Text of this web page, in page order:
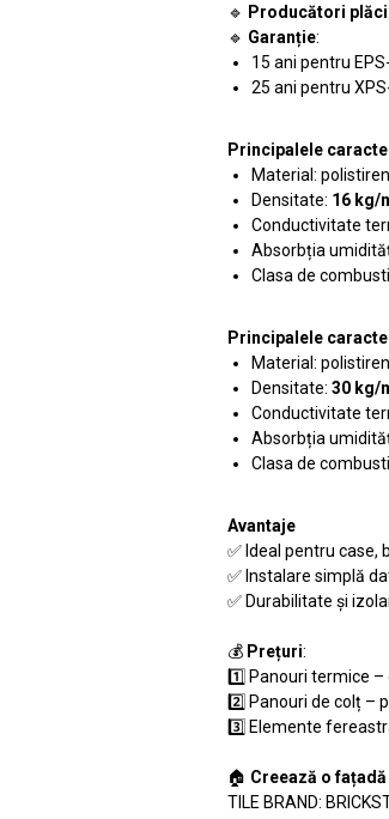
🔹 Producători plăci
🔹 Garanție:
15 ani pentru
25 ani pentru
Principalele
Material:
Densitate: 16 kg/
Conductivitate
Absorbția
Clasa de
Principalele
Material:
Densitate: 30 kg/
Conductivitate
Absorbția
Clasa de
Avantaje
✅ Ideal pentru case,
✅ Instalare simplă
✅ Durabilitate și
💰 Prețuri:
1️⃣ Panouri termice
2️⃣ Panouri de colț –
3️⃣ Elemente
🏠 Creează o
TILE BRAND: